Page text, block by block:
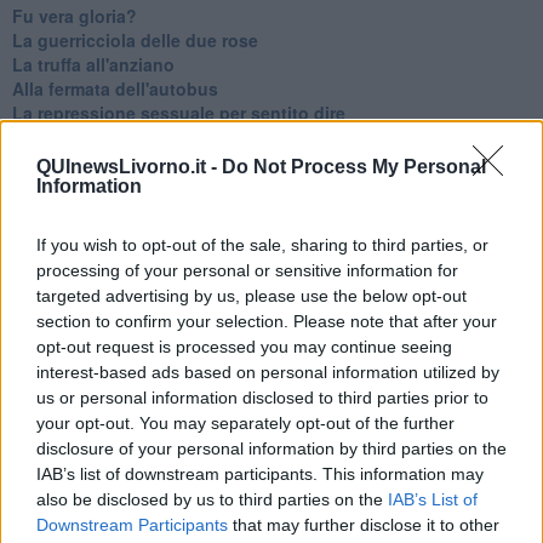
QUInewsLivorno.it - Do Not Process My Personal
Information
If you wish to opt-out of the sale, sharing to third parties, or
processing of your personal or sensitive information for
targeted advertising by us, please use the below opt-out
section to confirm your selection. Please note that after your
opt-out request is processed you may continue seeing
interest-based ads based on personal information utilized by
us or personal information disclosed to third parties prior to
your opt-out. You may separately opt-out of the further
disclosure of your personal information by third parties on the
IAB’s list of downstream participants. This information may
also be disclosed by us to third parties on the IAB’s List of
Downstream Participants that may further disclose it to other
Fu vera gloria?
La guerricciola delle due rose
La truffa all'anziano
Alla fermata dell'autobus
La repressione sessuale per sentito dire
Foto storica
Esequie solenni
Teste calde
Non avere e non essere
Armiamoci e... avviatevi
Da Capodanno a Carnevale
Schizzi di fango
Sor-riso amaro
Fine anno al ristorante
La festa di Capodanno
Natale 2024
Re e regnanti
A noi interessa il dito non la luna
Come rubare allo stato e vivere felici
Una performance